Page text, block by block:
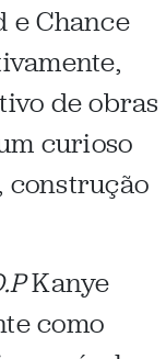
e Chance
de obras
curioso
construção
Kanye
como